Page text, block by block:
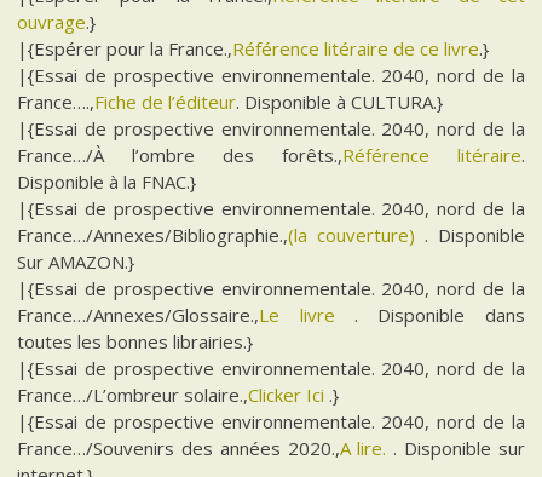
ouvrage.}
|{Espérer pour la France.,Référence litéraire de ce livre.}
|{Essai de prospective environnementale. 2040, nord de la
France….,Fiche de l’éditeur. Disponible à CULTURA.}
|{Essai de prospective environnementale. 2040, nord de la
France…/À l’ombre des forêts.,Référence litéraire.
Disponible à la FNAC.}
|{Essai de prospective environnementale. 2040, nord de la
France…/Annexes/Bibliographie.,(la couverture) . Disponible
Sur AMAZON.}
|{Essai de prospective environnementale. 2040, nord de la
France…/Annexes/Glossaire.,Le livre . Disponible dans
toutes les bonnes librairies.}
|{Essai de prospective environnementale. 2040, nord de la
France…/L’ombreur solaire.,Clicker Ici .}
|{Essai de prospective environnementale. 2040, nord de la
France…/Souvenirs des années 2020.,A lire. . Disponible sur